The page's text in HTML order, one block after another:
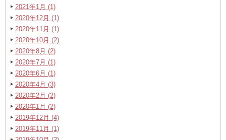
2021年1月 (1)
2020年12月 (1)
2020年11月 (1)
2020年10月 (2)
2020年8月 (2)
2020年7月 (1)
2020年6月 (1)
2020年4月 (3)
2020年2月 (2)
2020年1月 (2)
2019年12月 (4)
2019年11月 (1)